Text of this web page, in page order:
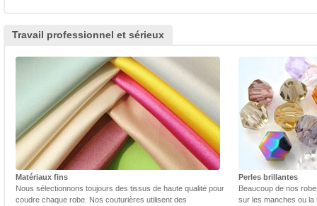
Travail professionnel et sérieux
Matériaux fins
Nous sélectionnons toujours des tissus de haute qualité pour
coudre chaque robe. Nos couturières utilisent des
Perles brillantes
Beaucoup de nos
sur les manches ou la